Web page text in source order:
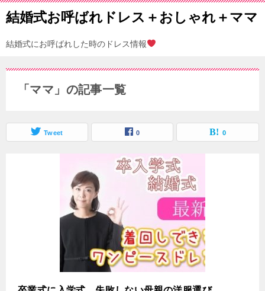
結婚式お呼ばれドレス＋おしゃれ＋ママ
結婚式にお呼ばれした時のドレス情報
「ママ」の記事一覧
Tweet 0 0